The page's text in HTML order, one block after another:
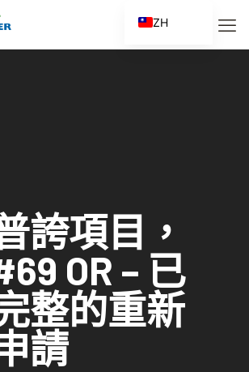
誇項目，
OR – 已
整的重新
請
ZH
EN